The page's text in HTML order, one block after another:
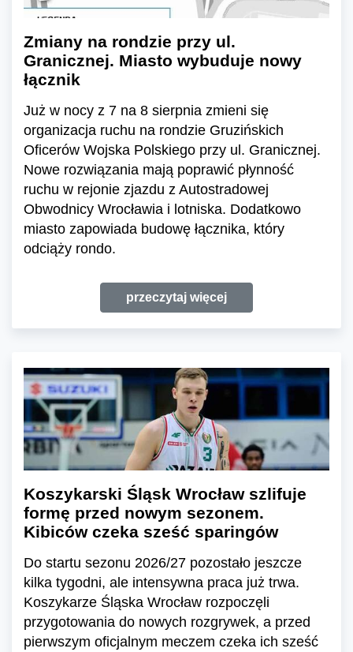
Zmiany na rondzie przy ul.
Granicznej. Miasto wybuduje nowy
łącznik
Już w nocy z 7 na 8 sierpnia zmieni się
organizacja ruchu na rondzie Gruzińskich
Oficerów Wojska Polskiego przy ul. Granicznej.
Nowe rozwiązania mają poprawić płynność
ruchu w rejonie zjazdu z Autostradowej
Obwodnicy Wrocławia i lotniska. Dodatkowo
miasto zapowiada budowę łącznika, który
odciąży rondo.
przeczytaj więcej
Koszykarski Śląsk Wrocław szlifuje
formę przed nowym sezonem.
Kibiców czeka sześć sparingów
Do startu sezonu 2026/27 pozostało jeszcze
kilka tygodni, ale intensywna praca już trwa.
Koszykarze Śląska Wrocław rozpoczęli
przygotowania do nowych rozgrywek, a przed
pierwszym oficjalnym meczem czeka ich sześć